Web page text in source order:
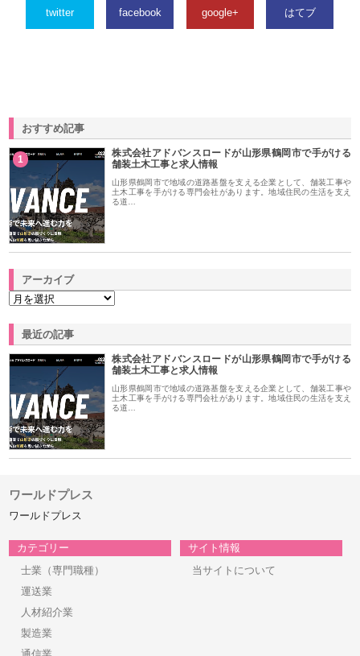
twitter facebook google+ はてブ
おすすめ記事
1
株式会社アドバンスロードが山形県鶴岡市で手がける
舗装土木工事と求人情報
山形県鶴岡市で地域の道路基盤を支える企業として、舗装工事や
土木工事を手がける専門会社があります。地域住民の生活を支え
る道…
アーカイブ
最近の記事
株式会社アドバンスロードが山形県鶴岡市で手がける
舗装土木工事と求人情報
山形県鶴岡市で地域の道路基盤を支える企業として、舗装工事や
土木工事を手がける専門会社があります。地域住民の生活を支え
る道…
ワールドプレス
ワールドプレス
カテゴリー
士業（専門職種）
運送業
人材紹介業
製造業
サイト情報
当サイトについて